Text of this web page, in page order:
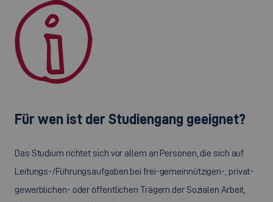
Für wen ist der Studiengang geeignet?
Das Studium richtet sich vor allem an Personen, die sich auf
Leitungs-/Führungsaufgaben bei frei-gemeinnützigen-, privat-
gewerblichen- oder öffentlichen Trägern der Sozialen Arbeit,